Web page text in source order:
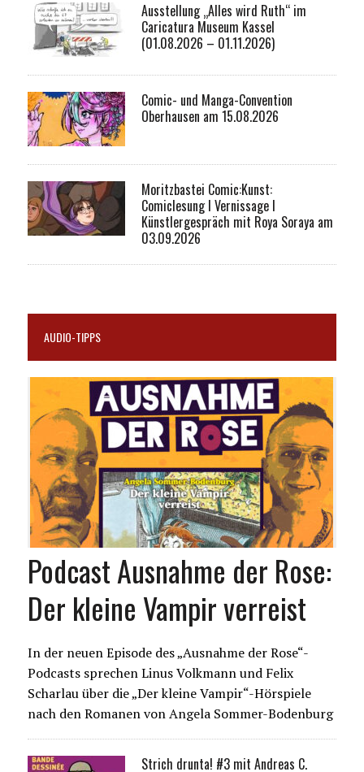
Ausstellung „Alles wird Ruth“ im
Caricatura Museum Kassel
(01.08.2026 – 01.11.2026)
Comic- und Manga-Convention
Oberhausen am 15.08.2026
Moritzbastei Comic:Kunst:
Comiclesung I Vernissage I
Künstlergespräch mit Roya Soraya am
03.09.2026
AUDIO-TIPPS
Podcast Ausnahme der Rose:
Der kleine Vampir verreist
In der neuen Episode des „Ausnahme der Rose“-
Podcasts sprechen Linus Volkmann und Felix
Scharlau über die „Der kleine Vampir“-Hörspiele
nach den Romanen von Angela Sommer-Bodenburg
Strich drunta! #3 mit Andreas C.